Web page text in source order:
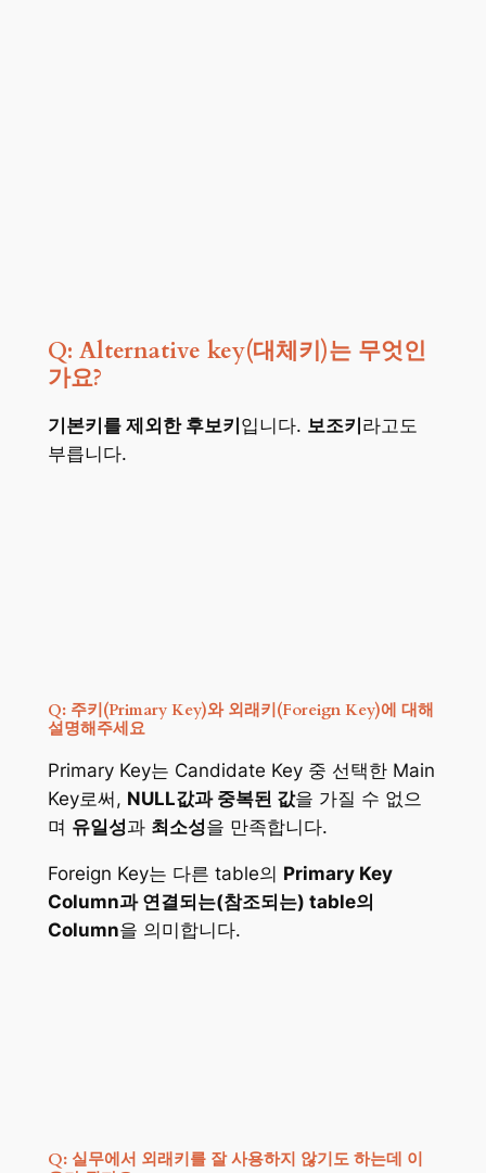
Q: Alternative key(대체키)는 무엇인
가요?
기본키를 제외한 후보키입니다. 보조키라고도
부릅니다.
Q: 주키(Primary Key)와 외래키(Foreign Key)에 대해
설명해주세요
Primary Key는 Candidate Key 중 선택한 Main
Key로써, NULL값과 중복된 값을 가질 수 없으
며 유일성과 최소성을 만족합니다.
Foreign Key는 다른 table의 Primary Key
Column과 연결되는(참조되는) table의
Column을 의미합니다.
Q: 실무에서 외래키를 잘 사용하지 않기도 하는데 이